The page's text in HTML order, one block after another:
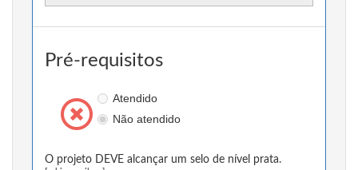
Pré-requisitos
Atendido
Não atendido
O projeto DEVE alcançar um selo de nível prata.